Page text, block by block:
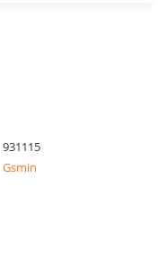
931115
Gsmin